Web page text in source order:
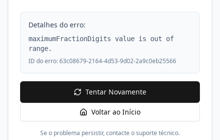
Detalhes do erro:
maximumFractionDigits value is out of
range.
ID do erro:63c08679-2164-4d53-9d02-2a9c0eb25566
Tentar Novamente
Voltar ao Início
Se o problema persistir, contacte o suporte técnico.